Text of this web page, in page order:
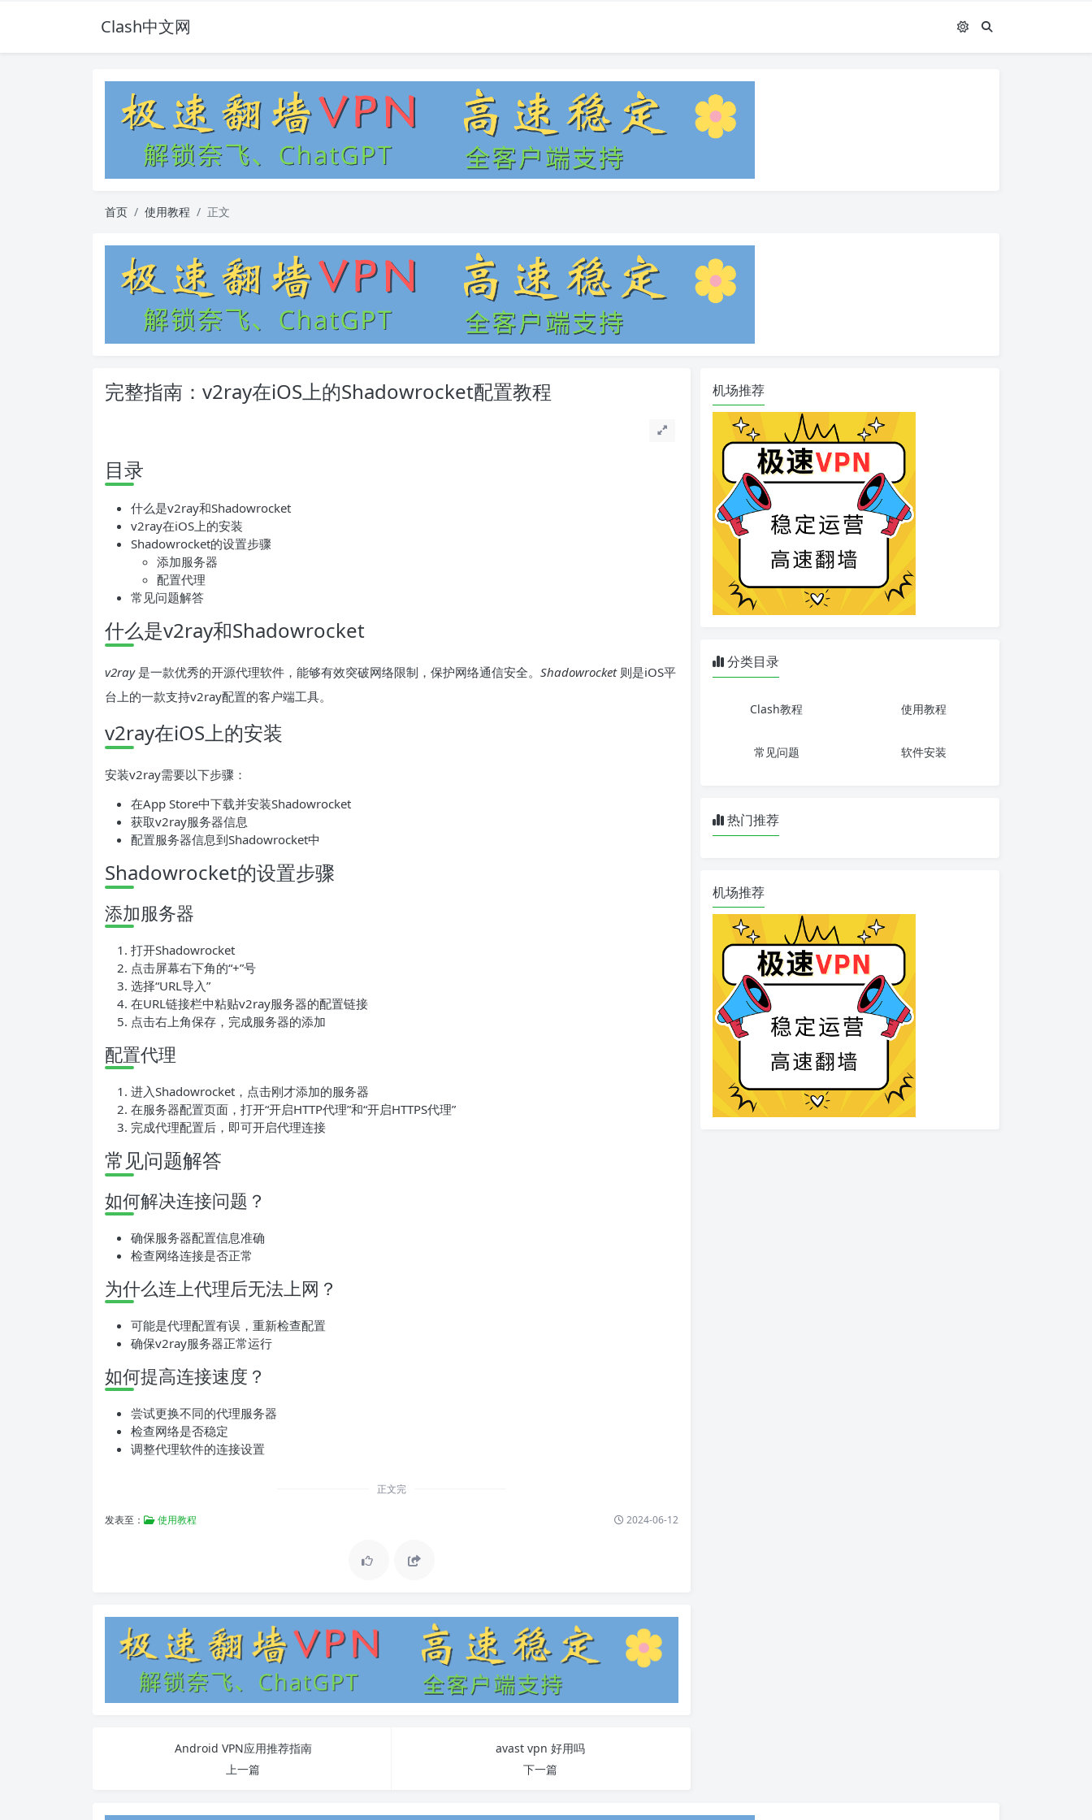
Clash中文网
首页 使用教程 正文
完整指南：v2ray在iOS上的Shadowrocket配置教程
目录
什么是v2ray和Shadowrocket
v2ray在iOS上的安装
Shadowrocket的设置步骤
添加服务器
配置代理
常见问题解答
什么是v2ray和Shadowrocket
v2ray是一款优秀的开源代理软件，能够有效突破网络限制，保护网络通信安全。 Shadowrocket则是iOS平
台上的一款支持v2ray配置的客户端工具。
v2ray在iOS上的安装
安装v2ray需要以下步骤：
在App Store中下载并安装Shadowrocket
获取v2ray服务器信息
配置服务器信息到Shadowrocket中
Shadowrocket的设置步骤
添加服务器
打开Shadowrocket
点击屏幕右下角的“+”号
选择“URL导入”
在URL链接栏中粘贴v2ray服务器的配置链接
点击右上角保存，完成服务器的添加
配置代理
进入Shadowrocket，点击刚才添加的服务器
在服务器配置页面，打开“开启HTTP代理”和“开启HTTPS代理”
完成代理配置后，即可开启代理连接
常见问题解答
如何解决连接问题？
确保服务器配置信息准确
检查网络连接是否正常
为什么连上代理后无法上网？
可能是代理配置有误，重新检查配置
确保v2ray服务器正常运行
如何提高连接速度？
尝试更换不同的代理服务器
检查网络是否稳定
调整代理软件的连接设置
正文完
发表至： 使用教程 2024-06-12
Android VPN应用推荐指南
上一篇
avast vpn 好用吗
下一篇
机场推荐
分类目录
Clash教程 使用教程
常见问题 软件安装
热门推荐
机场推荐